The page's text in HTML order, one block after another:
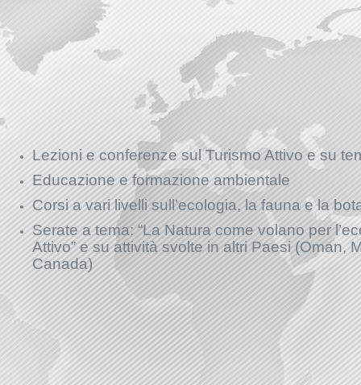
Lezioni e conferenze sul Turismo Attivo e su
Educazione e formazione ambientale
Corsi a vari livelli sull’ecologia, la fauna e la
Serate a tema: “La Natura come volano per
Attivo” e su attività svolte in altri Paesi (Oman,
Canada)